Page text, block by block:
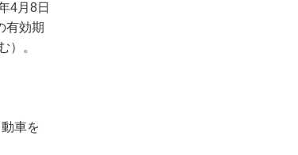
4月8日
有効期
）。
車を